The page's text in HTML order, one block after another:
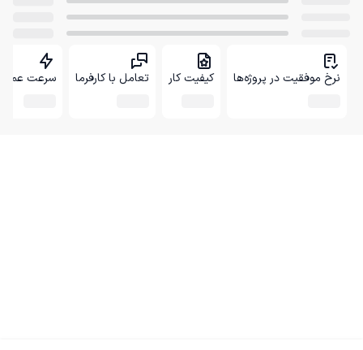
نرخ موفقیت در پروژه‌ها کیفیت کار تعامل با کارفرما سرعت عمل